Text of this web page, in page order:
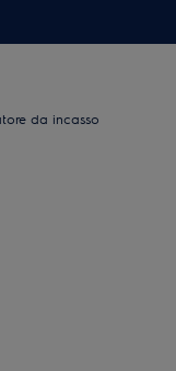
da incasso